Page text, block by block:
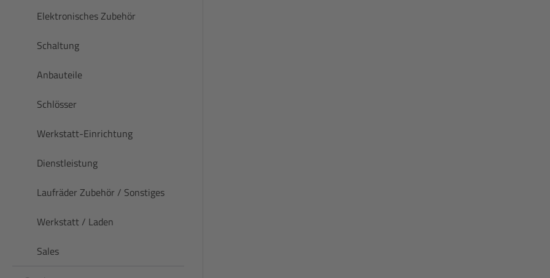
Elektronisches Zubehör
Schaltung
Anbauteile
Schlösser
Werkstatt-Einrichtung
Dienstleistung
Laufräder Zubehör / Sonstiges
Werkstatt / Laden
Sales